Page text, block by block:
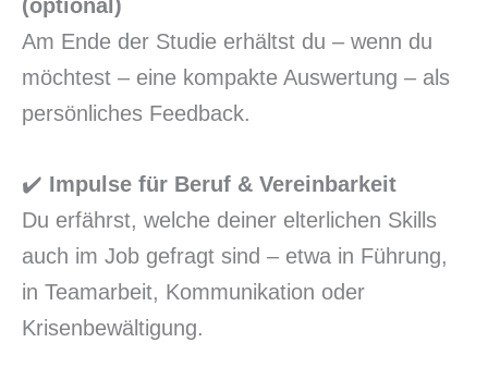
(optional)
Am Ende der Studie erhältst du – wenn du
möchtest – eine kompakte Auswertung – als
persönliches Feedback.
✔️ Impulse für Beruf & Vereinbarkeit
Du erfährst, welche deiner elterlichen Skills
auch im Job gefragt sind – etwa in Führung,
in Teamarbeit, Kommunikation oder
Krisenbewältigung.